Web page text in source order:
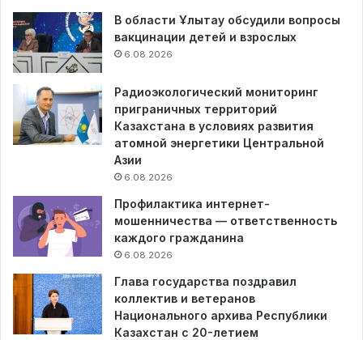
В области Ұлытау обсудили вопросы
вакцинации детей и взрослых
6.08.2026
Радиоэкологический мониторинг
приграничных территорий
Казахстана в условиях развития
атомной энергетики Центральной
Азии
6.08.2026
Профилактика интернет-
мошенничества — ответственность
каждого гражданина
6.08.2026
Глава государства поздравил
коллектив и ветеранов
Национального архива Республики
Казахстан с 20-летием